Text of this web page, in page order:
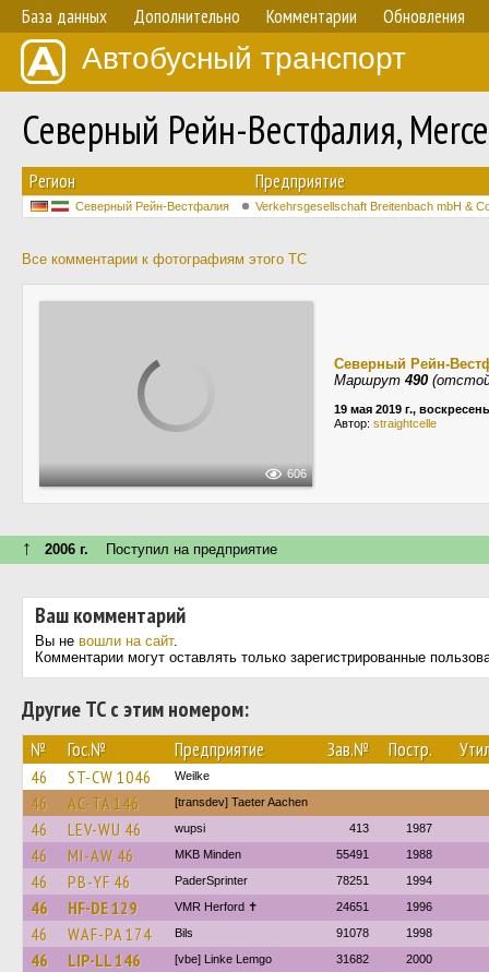
База данных Дополнительно Комментарии Обновления
Автобусный транспорт
Северный Рейн-Вестфалия,
Регион Предприятие
Северный Рейн-Вестфалия Verkehrsgesellschaft Breitenbach mbH &
Все комментарии к фотографиям этого ТС
606
Северный Рейн-
Маршрут 490
19 мая 2019 г.,
Автор: straightcelle
↑ 2006 г. Поступил на предприятие
Ваш комментарий
Вы не вошли на сайт.
Комментарии могут оставлять только зарегистрированные
Другие ТС с этим номером:
№ Гос.№ Предприятие Зав.№ Постр.
46 ST-CW 1046 Weilke
46 AC-TA 146 [transdev] Taeter Aachen
46 LEV-WU 46 wupsi 413 1987
46 MI-AW 46 MKB Minden 55491 1988
46 PB-YF 46 PaderSprinter 78251 1994
46 HF-DE 129 VMR Herford ✝ 24651 1996
46 WAF-PA 174 Bils 91078 1998
46 LIP-LL 146 [vbe] Linke Lemgo 31682 2000